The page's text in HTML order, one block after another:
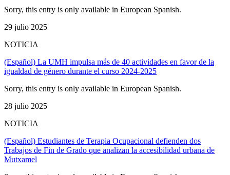
Sorry, this entry is only available in European Spanish.
29 julio 2025
NOTICIA
(Español) La UMH impulsa más de 40 actividades en favor de la
igualdad de género durante el curso 2024-2025
Sorry, this entry is only available in European Spanish.
28 julio 2025
NOTICIA
(Español) Estudiantes de Terapia Ocupacional defienden dos
Trabajos de Fin de Grado que analizan la accesibilidad urbana de
Mutxamel